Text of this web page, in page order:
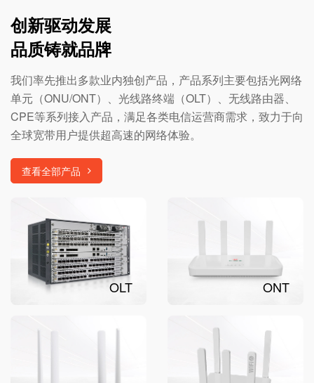
创新驱动发展
品质铸就品牌
我们率先推出多款业内独创产品，产品系列主要包括光网络
单元（ONU/ONT）、光线路终端（OLT）、无线路由器、
CPE等系列接入产品，满足各类电信运营商需求，致力于向
全球宽带用户提供超高速的网络体验。
查看全部产品
OLT ONT